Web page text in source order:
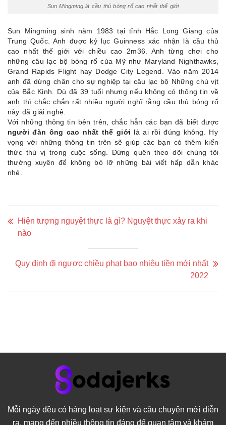
Sun Mingming là cầu thủ bóng rổ cao nhất thế giới
Sun Mingming sinh năm 1983 tại tỉnh Hắc Long Giang của
Trung Quốc. Anh được kỷ lục Guinness xác nhận là cầu thủ
cao nhất thế giới với chiều cao 2m36. Anh từng chơi cho
những câu lạc bộ bóng rổ của Mỹ như Maryland Nighthawks,
Grand Rapids Flight hay Dodge City Legend. Vào năm 2014
anh đã dừng chân cho sự nghiệp tại câu lạc bộ Những chú vịt
của Bắc Kinh. Dù đã 39 tuổi nhưng nếu không có thông tin về
anh thì chắc chắn rất nhiều người nghĩ rằng cầu thủ bóng rổ
này đã giải nghệ.
Với những thông tin bên trên, chắc hẳn các bạn đã biết được
người đàn ông cao nhất thế giới là ai rồi đúng không. Hy
vọng với những thông tin trên sẽ giúp các bạn có thêm kiến
thức thú vị trong cuộc sống. Đừng quên theo dõi chúng tôi
thường xuyên để không bỏ lỡ những bài viết hấp dẫn khác
nhé.
Hiện tượng nguyệt thực là gì? Nguyệt thực xảy ra khi
nào
Quy định đi ngược chiều phạt bao nhiêu tiền mới nhất
2022
Mỗi ngày đều có hàng loạt sự kiện và câu chuyện mới diễn
ra, mang đến nhiều thông tin đáng để quan tâm và khám